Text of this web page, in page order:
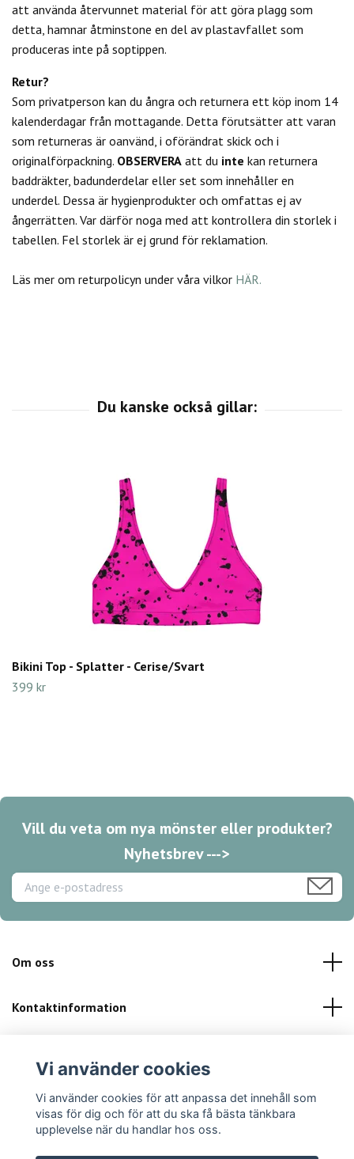
att använda återvunnet material för att göra plagg som
detta, hamnar åtminstone en del av plastavfallet som
produceras inte på soptippen.
Retur?
Som privatperson kan du ångra och returnera ett köp inom 14
kalenderdagar från mottagande. Detta förutsätter att varan
som returneras är oanvänd, i oförändrat skick och i
originalförpackning. OBSERVERA att du inte kan returnera
baddräkter, badunderdelar eller set som innehåller en
underdel. Dessa är hygienprodukter och omfattas ej av
ångerrätten. Var därför noga med att kontrollera din storlek i
tabellen. Fel storlek är ej grund för reklamation.
Läs mer om returpolicyn under våra vilkor HÄR.
Bikini Top - Splatter - Cerise/Svart
399 kr
Vill du veta om nya mönster eller produkter?
Nyhetsbrev --->
Om oss
Kontaktinformation
Sociala medier
Vi använder cookies
Vi använder cookies för att anpassa det innehåll som
visas för dig och för att du ska få bästa tänkbara
upplevelse när du handlar hos oss.